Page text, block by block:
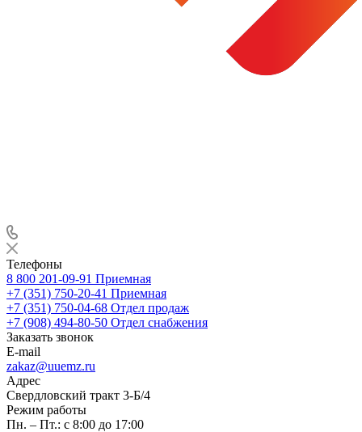
Телефоны
8 800 201-09-91 Приемная
+7 (351) 750-20-41 Приемная
+7 (351) 750-04-68 Отдел продаж
+7 (908) 494-80-50 Отдел снабжения
Заказать звонок
E-mail
zakaz@uuemz.ru
Адрес
Свердловский тракт 3-Б/4
Режим работы
Пн. – Пт.: с 8:00 до 17:00